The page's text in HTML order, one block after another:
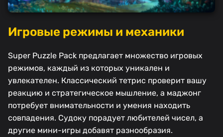
Игровые режимы и механики
Super Puzzle Pack предлагает множество игровых
режимов, каждый из которых уникален и
увлекателен. Классический тетрис проверит вашу
реакцию и стратегическое мышление, а маджонг
потребует внимательности и умения находить
совпадения. Судоку порадует любителей чисел, а
другие мини-игры добавят разнообразия.